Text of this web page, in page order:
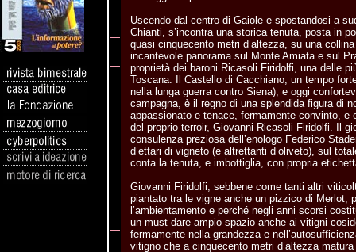
Uscendo dal centro di Gaiole e spostandosi a
Chianti, s’incontra una storica tenuta, posta in
quasi cinquecento metri d’altezza, su una
incantevole panorama sul Monte Amiata e sul
proprietà dei baroni Ricasoli Firidolfi, una delle
Toscana. Il Castello di Cacchiano, un tempo
nella lunga guerra contro Siena), e oggi
campagna, è il regno di una splendida figura di
appassionato e tenace, fermamente convinto, e
del proprio terroir, Giovanni Ricasoli Firidolfi. Il
consulenza preziosa dell’enologo Federico
d’ettari di vigneto (e altrettanti d’oliveto), sul
conta la tenuta, e imbottiglia, con propria
Giovanni Firidolfi, sebbene come tanti altri
piantato tra le vigne anche un pizzico di Merlot,
l’ambientamento e perché negli anni scorsi
un must dare ampio spazio anche ai vitigni
fermamente nella grandezza e
vitigno che a cinquecento metri d’altezza